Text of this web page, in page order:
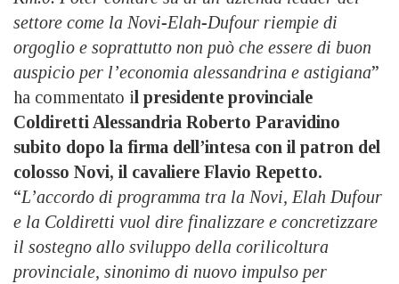
settore come la Novi-Elah-Dufour riempie di
orgoglio e soprattutto non può che essere di buon
auspicio per l’economia alessandrina e astigiana”
ha commentato il presidente provinciale
Coldiretti Alessandria Roberto Paravidino
subito dopo la firma dell’intesa con il patron del
colosso Novi, il cavaliere Flavio Repetto.
“L’accordo di programma tra la Novi, Elah Dufour
e la Coldiretti vuol dire finalizzare e concretizzare
il sostegno allo sviluppo della corilicoltura
provinciale, sinonimo di nuovo impulso per